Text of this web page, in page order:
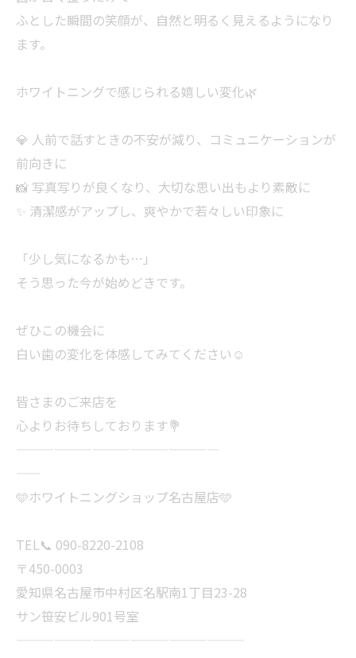
ふとした瞬間の笑顔が、自然と明るく見えるようになり
ます。
ホワイトニングで感じられる嬉しい変化🌿
💎 人前で話すときの不安が減り、コミュニケーションが
前向きに
📸 写真写りが良くなり、大切な思い出もより素敵に
✨ 清潔感がアップし、爽やかで若々しい印象に
「少し気になるかも…」
そう思った今が始めどきです。
ぜひこの機会に
白い歯の変化を体感してみてください☺️
皆さまのご来店を
心よりお待ちしております💐
🩵ホワイトニングショップ名古屋店🩵
TEL📞 090-8220-2108
〒450-0003
愛知県名古屋市中村区名駅南1丁目23-28
サン笹安ビル901号室